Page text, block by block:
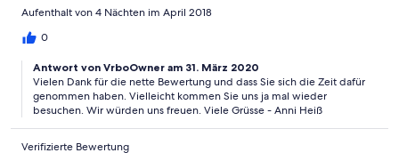
Aufenthalt von 4 Nächten im April 2018
0
Antwort von VrboOwner am 31. März 2020
Vielen Dank für die nette Bewertung und dass Sie sich die Zeit dafür
genommen haben. Vielleicht kommen Sie uns ja mal wieder
besuchen. Wir würden uns freuen. Viele Grüsse - Anni Heiß
Verifizierte Bewertung